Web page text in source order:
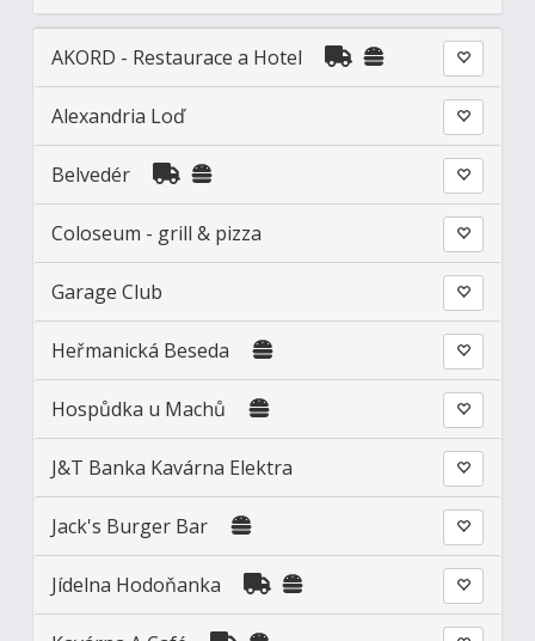
AKORD - Restaurace a Hotel
Alexandria Loď
Belvedér
Coloseum - grill & pizza
Garage Club
Heřmanická Beseda
Hospůdka u Machů
J&T Banka Kavárna Elektra
Jack's Burger Bar
Jídelna Hodoňanka